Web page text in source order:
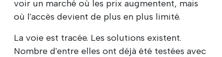
voir un marché où les prix augmentent, mais
où l'accès devient de plus en plus limité.
La voie est tracée. Les solutions existent.
Nombre d'entre elles ont déjà été testées avec